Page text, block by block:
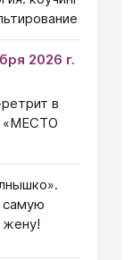
2026 г.
в
«МЕСТО
самую